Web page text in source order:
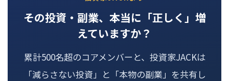
その投資・副業、本当に「正しく」増
えていますか？
累計500名超のコアメンバーと、投資家JACKは
「減らさない投資」と「本物の副業」を共有し